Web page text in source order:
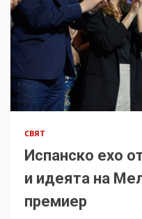
СВЯТ
Испанско ехо
и идеята на
премиер